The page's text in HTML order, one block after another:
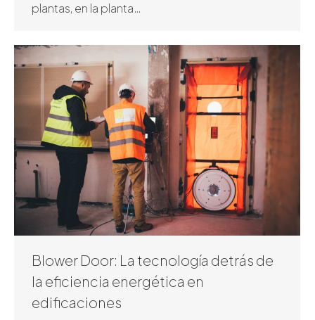
plantas, en la planta…
Blower Door: La tecnología detrás de
la eficiencia energética en
edificaciones